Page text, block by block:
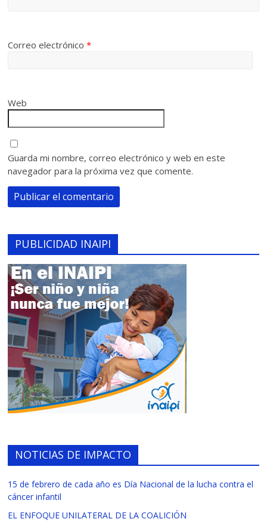
Correo electrónico*
Web
Guarda mi nombre, correo electrónico y web en este
navegador para la próxima vez que comente.
PUBLICIDAD INAIPI
NOTICIAS DE IMPACTO
15 de febrero de cada año es Día Nacional de la lucha contra el
cáncer infantil
EL ENFOQUE UNILATERAL DE LA COALICIÓN